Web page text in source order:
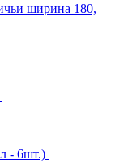
ширина 180,
- 6шт.)